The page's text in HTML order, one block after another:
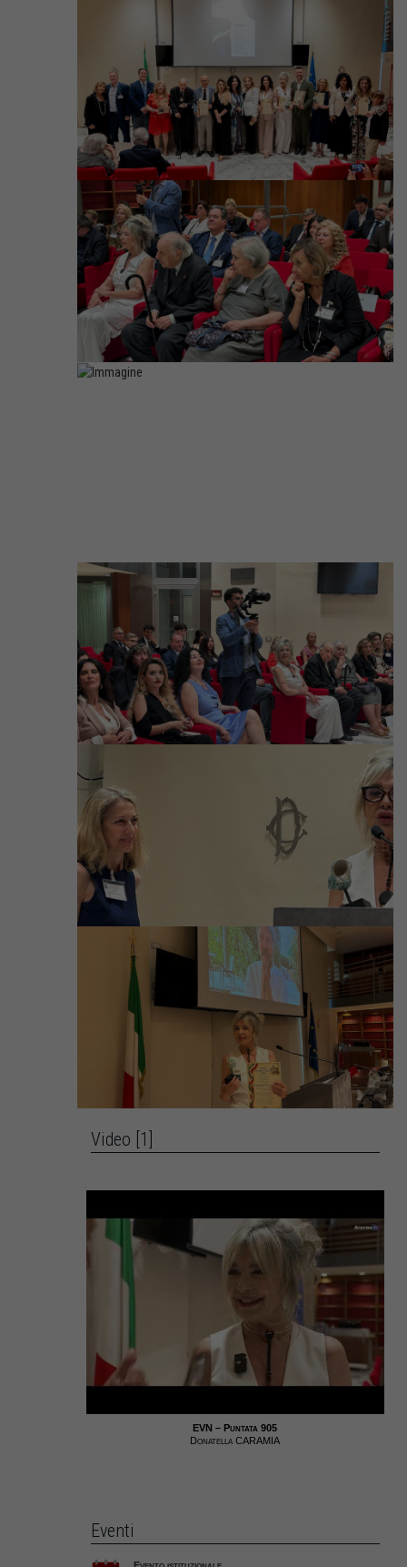
Video [1]
EVN – Puntata 905
Donatella CARAMIA
Eventi